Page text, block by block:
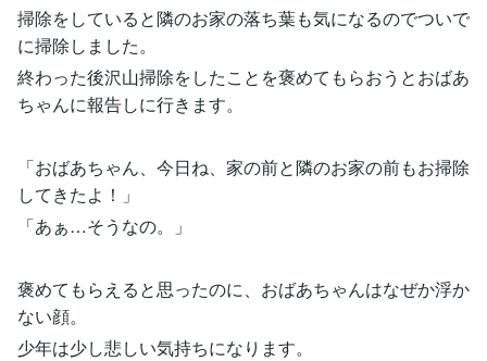
掃除をしていると隣のお家の落ち葉も気になるのでついで
に掃除しました。
終わった後沢山掃除をしたことを褒めてもらおうとおばあ
ちゃんに報告しに行きます。
「おばあちゃん、今日ね、家の前と隣のお家の前もお掃除
してきたよ！」
「あぁ…そうなの。」
褒めてもらえると思ったのに、おばあちゃんはなぜか浮か
ない顔。
少年は少し悲しい気持ちになります。